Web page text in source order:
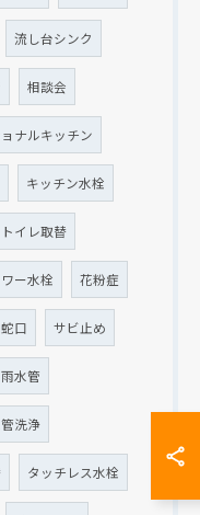
流し台シンク
相談会
ナルキッチン
キッチン水栓
トイレ取替
ー水栓 花粉症
口 サビ止め
雨水管
洗浄
タッチレス水栓